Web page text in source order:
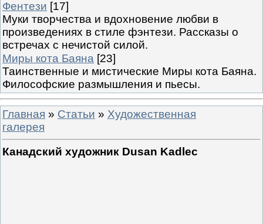
Фентези [17]
Муки творчества и вдохновение любви в
произведениях в стиле фэнтези. Рассказы о
встречах с нечистой силой.
Миры кота Баяна [23]
Таинственные и мистические Миры кота Баяна.
Философские размышления и пьесы.
Главная » Статьи » Художественная
галерея
Канадский художник Dusan Kadlec